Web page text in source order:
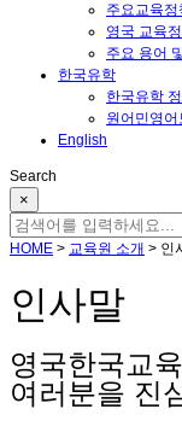
주요교육정
영국 교육
주요 용어
한국유학
한국유학
원어민영
English
Search
×
HOME > 교육원 소개 > 인
인사말
영국한국교
여러분을 진